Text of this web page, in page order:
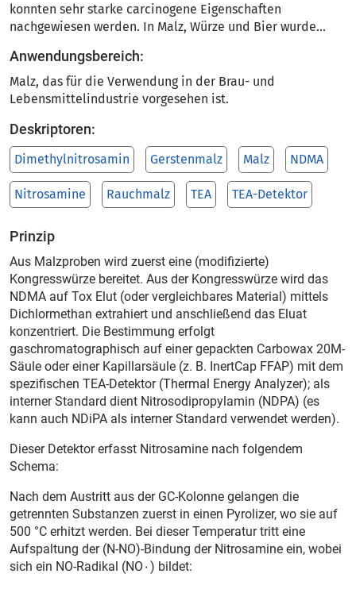
konnten sehr starke carcinogene Eigenschaften
nachgewiesen werden. In Malz, Würze und Bier wurde...
Anwendungsbereich:
Malz, das für die Verwendung in der Brau- und
Lebensmittelindustrie vorgesehen ist.
Deskriptoren:
Dimethylnitrosamin Gerstenmalz Malz NDMA
Nitrosamine Rauchmalz TEA TEA-Detektor
Prinzip
Aus Malzproben wird zuerst eine (modifizierte)
Kongresswürze bereitet. Aus der Kongresswürze wird das
NDMA auf Tox Elut (oder vergleichbares Material) mittels
Dichlormethan extrahiert und anschließend das Eluat
konzentriert. Die Bestimmung erfolgt
gaschromatographisch auf einer gepackten Carbowax 20M-
Säule oder einer Kapillarsäule (z. B. InertCap FFAP) mit dem
spezifischen TEA-Detektor (Thermal Energy Analyzer); als
interner Standard dient Nitrosodipropylamin (NDPA) (es
kann auch NDiPA als interner Standard verwendet werden).
Dieser Detektor erfasst Nitrosamine nach folgendem
Schema:
Nach dem Austritt aus der GC-Kolonne gelangen die
getrennten Substanzen zuerst in einen Pyrolizer, wo sie auf
500 °C erhitzt werden. Bei dieser Tempe­ratur tritt eine
Aufspaltung der (N-NO)-Bindung der Nitrosamine ein, wobei
sich ein NO-Radikal (NO۰) bildet: